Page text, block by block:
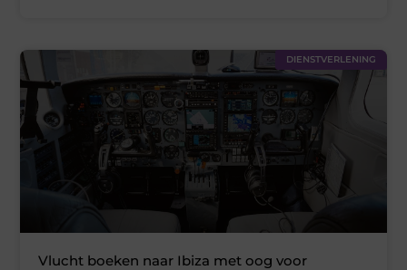
DIENSTVERLENING
Vlucht boeken naar Ibiza met oog voor